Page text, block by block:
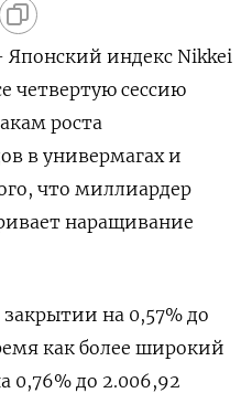
индекс Nikkei
четвертую сессию
роста
в универмагах и
что миллиардер
наращивание
на 0,57% до
как более широкий
0,76% до 2.006,92